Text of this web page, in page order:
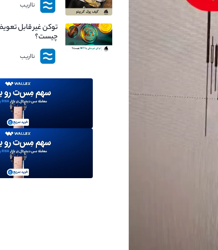
نااریب
چیست؟
نااریب